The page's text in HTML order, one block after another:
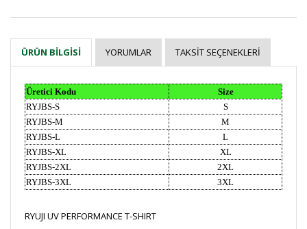
ÜRÜN BILGISI YORUMLAR TAKSIT SEÇENEKLERI
Üretici Kodu
Size
RYJBS-S
S
RYJBS-M
M
RYJBS-L
L
RYJBS-XL
XL
RYJBS-2XL
2XL
RYJBS-3XL
3XL
RYUJI UV PERFORMANCE T-SHIRT